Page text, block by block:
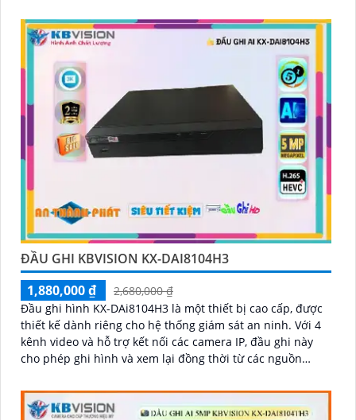
ĐẦU GHI KBVISION KX-DAI8104H3
1,880,000 ₫
2,680,000 ₫
Đầu ghi hình KX-DAi8104H3 là một thiết bị cao cấp, được
thiết kế dành riêng cho hệ thống giám sát an ninh. Với 4
kênh video và hỗ trợ kết nối các camera IP, đầu ghi này
cho phép ghi hình và xem lại đồng thời từ các nguồn